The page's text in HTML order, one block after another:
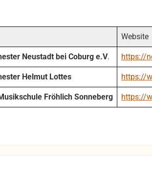
Website
Neustadt bei Coburg e.V. https://
Helmut Lottes https://
Fröhlich Sonneberg https://